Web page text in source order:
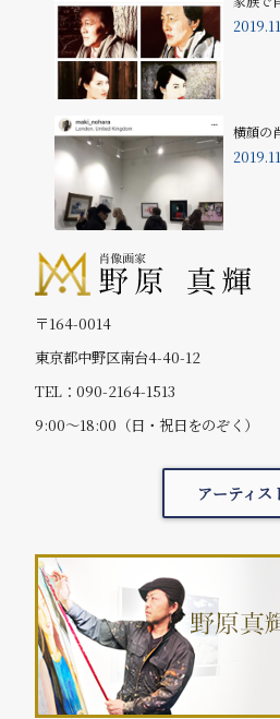
横顔の
〒164-0014
東京都中野区南台4-40-12
TEL：090-2164-1513
9:00～18:00（日・祝日をのぞく）
アーティス